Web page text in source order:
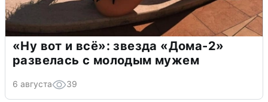
«Ну вот и всё»: звезда «Дома-2»
развелась с молодым мужем
6 августа 39